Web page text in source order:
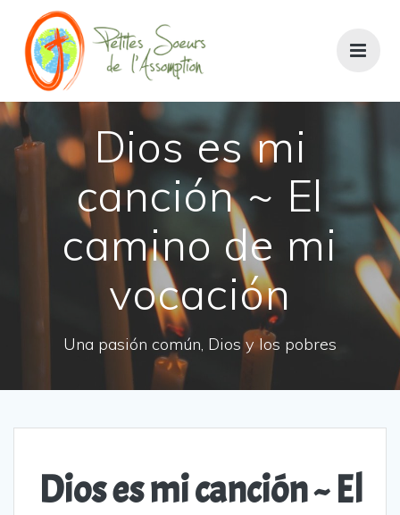
Dios es mi
canción ~ El
camino de mi
vocación
Una pasión común, Dios y los pobres
Dios es mi canción ~ El